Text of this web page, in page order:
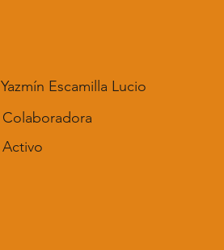
Yazmín Escamilla Lucio
Colaboradora
Activo